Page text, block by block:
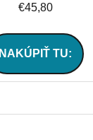
€45,80
NAKÚPIŤ TU: